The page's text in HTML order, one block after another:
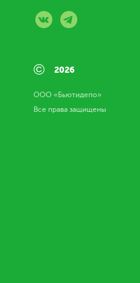
© 2026
ООО «Бьютидепо»
Все права защищены